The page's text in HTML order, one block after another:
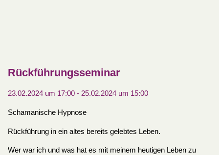
Rückführungsseminar
23.02.2024 um 17:00- 25.02.2024 um 15:00
Schamanische Hypnose
Rückführung in ein altes bereits gelebtes Leben.
Wer war ich und was hat es mit meinem heutigen Leben zu